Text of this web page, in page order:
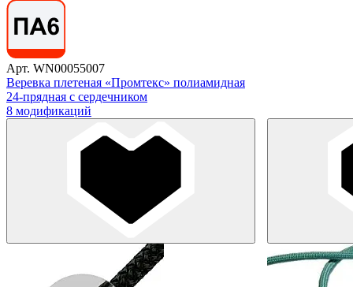
Арт. WN00055007
Веревка плетеная «Промтекс» полиамидная
24-прядная с сердечником
8 модификаций